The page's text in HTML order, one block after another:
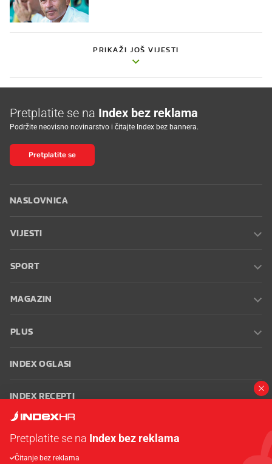
PRIKAŽI JOŠ VIJESTI
Pretplatite se na Index bez reklama
Podržite neovisno novinarstvo i čitajte Index bez bannera.
Pretplatite se
NASLOVNICA
VIJESTI
SPORT
MAGAZIN
PLUS
INDEX OGLASI
INDEX RECEPTI
Oglašavanje Zaposli se na Indexu
Pretplatite se na Index bez reklama
Čitanje bez reklama